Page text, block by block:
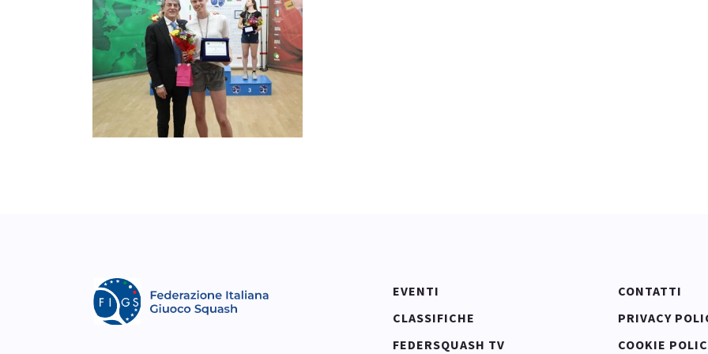
EVENTI
CLASSIFICHE
FEDERSQUASH TV
CONTATTI
PRIVACY
COOKIE